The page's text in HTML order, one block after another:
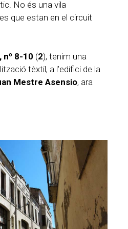
No és una vila
que estan en el circuit
nº 8-10 (2), tenim una
tèxtil, a l’edifici de la
Mestre Asensio, ara